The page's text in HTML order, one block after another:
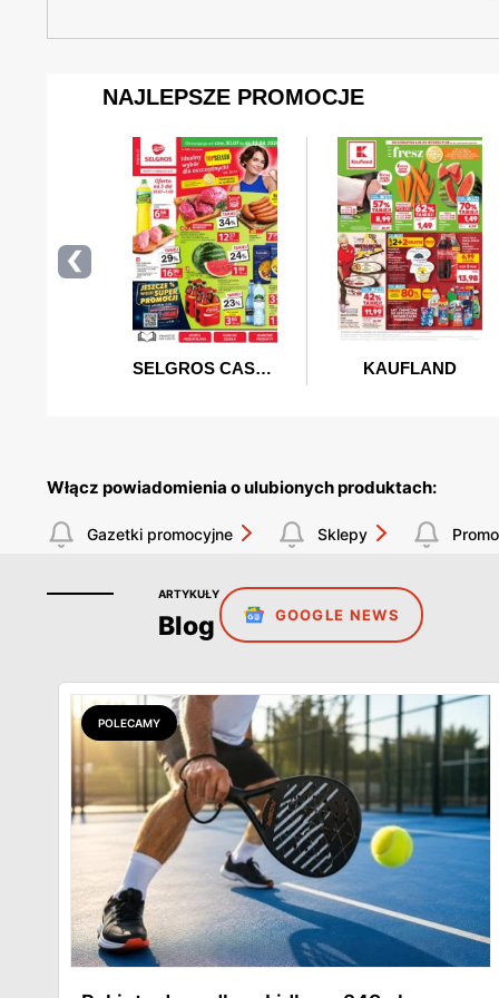
Włącz powiadomienia o ulubionych produktach:
Gazetki promocyjne Sklepy
ARTYKUŁY
Blog GOOGLE NEWS
POLECAMY